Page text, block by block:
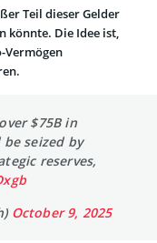
Teil dieser Gelder
könnte. Die Idee ist,
Vermögen
$75B in
seized by
reserves,
October 9, 2025